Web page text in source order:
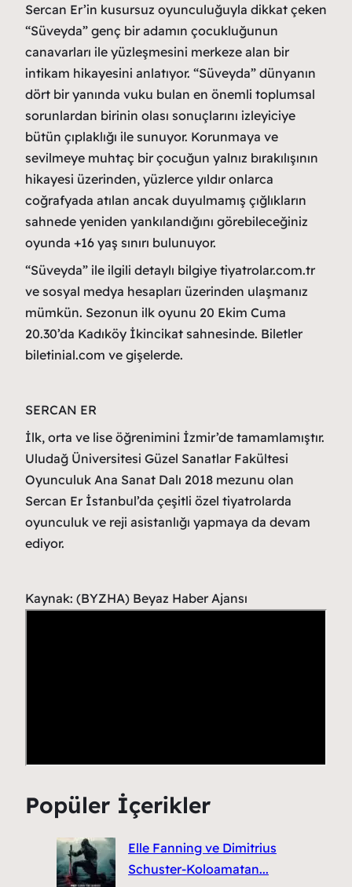
Sercan Er’in kusursuz oyunculuğuyla dikkat çeken
“Süveyda” genç bir adamın çocukluğunun
canavarları ile yüzleşmesini merkeze alan bir
intikam hikayesini anlatıyor. “Süveyda” dünyanın
dört bir yanında vuku bulan en önemli toplumsal
sorunlardan birinin olası sonuçlarını izleyiciye
bütün çıplaklığı ile sunuyor. Korunmaya ve
sevilmeye muhtaç bir çocuğun yalnız bırakılışının
hikayesi üzerinden, yüzlerce yıldır onlarca
coğrafyada atılan ancak duyulmamış çığlıkların
sahnede yeniden yankılandığını görebileceğiniz
oyunda +16 yaş sınırı bulunuyor.
“Süveyda” ile ilgili detaylı bilgiye tiyatrolar.com.tr
ve sosyal medya hesapları üzerinden ulaşmanız
mümkün. Sezonun ilk oyunu 20 Ekim Cuma
20.30’da Kadıköy İkincikat sahnesinde. Biletler
biletinial.com ve gişelerde.
SERCAN ER
İlk, orta ve lise öğrenimini İzmir’de tamamlamıştır.
Uludağ Üniversitesi Güzel Sanatlar Fakültesi
Oyunculuk Ana Sanat Dalı 2018 mezunu olan
Sercan Er İstanbul’da çeşitli özel tiyatrolarda
oyunculuk ve reji asistanlığı yapmaya da devam
ediyor.
Kaynak: (BYZHA) Beyaz Haber Ajansı
Popüler İçerikler
Elle Fanning ve Dimitrius
Schuster-Koloamatan...